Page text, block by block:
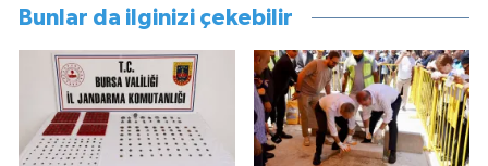
Bunlar da ilginizi çekebilir